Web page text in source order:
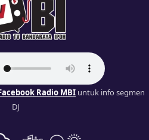
Radio MBI untuk info segmen
DJ